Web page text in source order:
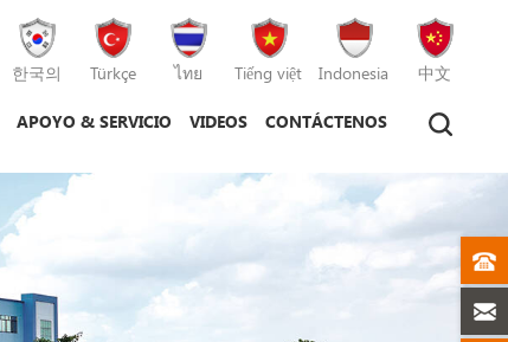
한국의 Türkçe ไทย Tiếng việt Indonesia 中文
APOYO & SERVICIO VIDEOS CONTÁCTENOS